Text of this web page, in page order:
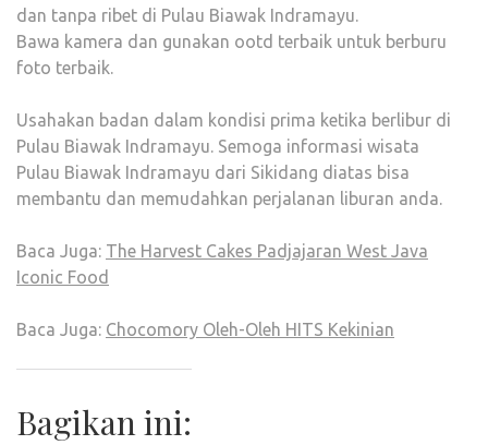
dan tanpa ribet di Pulau Biawak Indramayu.
Bawa kamera dan gunakan ootd terbaik untuk berburu
foto terbaik.
Usahakan badan dalam kondisi prima ketika berlibur di
Pulau Biawak Indramayu. Semoga informasi wisata
Pulau Biawak Indramayu dari Sikidang diatas bisa
membantu dan memudahkan perjalanan liburan anda.
Baca Juga: The Harvest Cakes Padjajaran West Java
Iconic Food
Baca Juga: Chocomory Oleh-Oleh HITS Kekinian
Bagikan ini: